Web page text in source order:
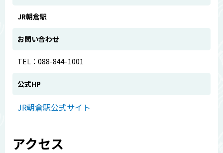
JR朝倉駅
お問い合わせ
TEL：088-844-1001
公式HP
JR朝倉駅公式サイト
アクセス